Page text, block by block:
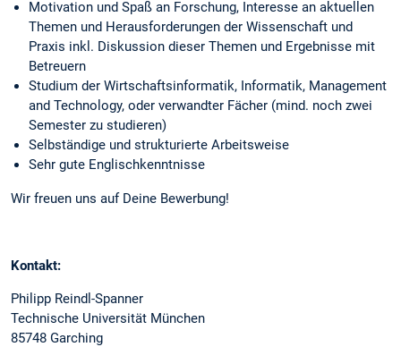
Motivation und Spaß an Forschung, Interesse an aktuellen
Themen und Herausforderungen der Wissenschaft und
Praxis inkl. Diskussion dieser Themen und Ergebnisse mit
Betreuern
Studium der Wirtschaftsinformatik, Informatik, Management
and Technology, oder verwandter Fächer (mind. noch zwei
Semester zu studieren)
Selbständige und strukturierte Arbeitsweise
Sehr gute Englischkenntnisse
Wir freuen uns auf Deine Bewerbung!
Kontakt:
Philipp Reindl-Spanner
Technische Universität München
85748 Garching